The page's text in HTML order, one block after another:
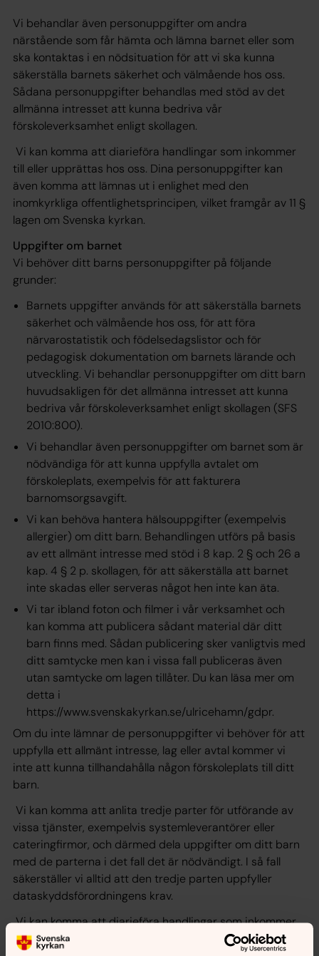
Vi behandlar även personuppgifter om andra
närstående som får hämta och lämna barnet eller som
ska kontaktas i en nödsituation för att vi ska kunna
säkerställa barnets säkerhet och välmående hos oss.
Sådana personuppgifter behandlas med stöd av det
allmänna intresset att kunna bedriva vår
förskoleverksamhet enligt skollagen.
Vi kan komma att diarieföra handlingar som inkommer
till eller upprättas hos oss. Dina personuppgifter kan
även komma att lämnas ut i enlighet med den
inomkyrkliga offentlighetsprincipen, vilket framgår av 11 §
lagen om Svenska kyrkan.
Uppgifter om barnet
Vi behöver ditt barns personuppgifter på följande
grunder:
Barnets uppgifter används för att säkerställa barnets
säkerhet och välmående hos oss, för att föra
närvarostatistik och födelsedagslistor och för
pedagogisk dokumentation om barnets lärande och
utveckling. Vi behandlar personuppgifter om ditt barn
huvudsakligen för det allmänna intresset att kunna
bedriva vår förskoleverksamhet enligt skollagen (SFS
2010:800).
Vi behandlar även personuppgifter om barnet som är
nödvändiga för att kunna uppfylla avtalet om
förskoleplats, exempelvis för att fakturera
barnomsorgsavgift.
Vi kan behöva hantera hälsouppgifter (exempelvis
allergier) om ditt barn. Behandlingen utförs på basis
av ett allmänt intresse med stöd i 8 kap. 2 § och 26 a
kap. 4 § 2 p. skollagen, för att säkerställa att barnet
inte skadas eller serveras något hen inte kan äta.
Vi tar ibland foton och filmer i vår verksamhet och
kan komma att publicera sådant material där ditt
barn finns med. Sådan publicering sker vanligtvis med
ditt samtycke men kan i vissa fall publiceras även
utan samtycke om lagen tillåter. Du kan läsa mer om
detta i
https://www.svenskakyrkan.se/ulricehamn/gdpr.
Om du inte lämnar de personuppgifter vi behöver för att
uppfylla ett allmänt intresse, lag eller avtal kommer vi
inte att kunna tillhandahålla någon förskoleplats till ditt
barn.
Vi kan komma att anlita tredje parter för utförande av
vissa tjänster, exempelvis systemleverantörer eller
cateringfirmor, och därmed dela uppgifter om ditt barn
med de parterna i det fall det är nödvändigt. I så fall
säkerställer vi alltid att den tredje parten uppfyller
dataskyddsförordningens krav.
Vi kan komma att diarieföra handlingar som inkommer
till eller upprättas hos oss. Barnets personuppgifter kan